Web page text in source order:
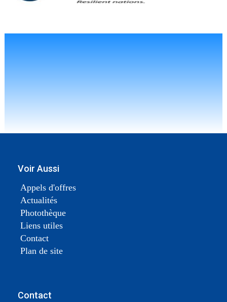
Voir Aussi
Appels d'offres
Actualités
Photothèque
Liens utiles
Contact
Plan de site
Contact